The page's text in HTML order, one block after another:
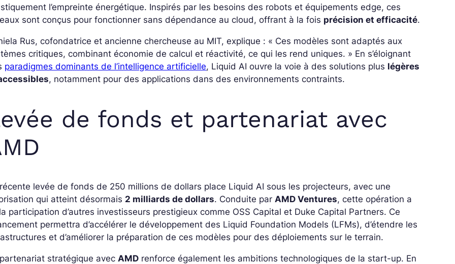
l’empreinte énergétique. Inspirés par les besoins des robots et équipements edge, ces
sont conçus pour fonctionner sans dépendance au cloud, offrant à la fois précision et efficacité.
Rus, cofondatrice et ancienne chercheuse au MIT, explique : « Ces modèles sont adaptés aux
critiques, combinant économie de calcul et réactivité, ce qui les rend uniques. » En s’éloignant
paradigmes dominants de l’intelligence artificielle, Liquid AI ouvre la voie à des solutions plus légères
, notamment pour des applications dans des environnements contraints.
de fonds et partenariat avec
levée de fonds de 250 millions de dollars place Liquid AI sous les projecteurs, avec une
qui atteint désormais 2 milliards de dollars. Conduite parAMD Ventures, cette opération a
participation d’autres investisseurs prestigieux comme OSS Capital et Duke Capital Partners. Ce
permettra d’accélérer le développement des Liquid Foundation Models (LFMs), d’étendre les
et d’améliorer la préparation de ces modèles pour des déploiements sur le terrain.
stratégique avecAMD renforce également les ambitions technologiques de la start-up. En